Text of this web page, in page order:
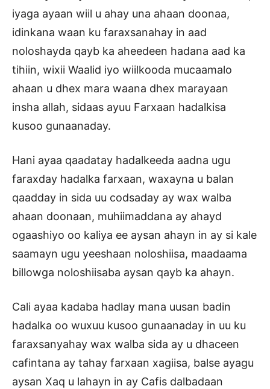
iyaga ayaan wiil u ahay una ahaan doonaa,
idinkana waan ku faraxsanahay in aad
noloshayda qayb ka aheedeen hadana aad ka
tihiin, wixii Waalid iyo wiilkooda mucaamalo
ahaan u dhex mara waana dhex marayaan
insha allah, sidaas ayuu Farxaan hadalkisa
kusoo gunaanaday.
Hani ayaa qaadatay hadalkeeda aadna ugu
faraxday hadalka farxaan, waxayna u balan
qaadday in sida uu codsaday ay wax walba
ahaan doonaan, muhiimaddana ay ahayd
ogaashiyo oo kaliya ee aysan ahayn in ay si kale
saamayn ugu yeeshaan noloshiisa, maadaama
billowga noloshiisaba aysan qayb ka ahayn.
Cali ayaa kadaba hadlay mana uusan badin
hadalka oo wuxuu kusoo gunaanaday in uu ku
faraxsanyahay wax walba sida ay u dhaceen
cafintana ay tahay farxaan xagiisa, balse ayagu
aysan Xaq u lahayn in ay Cafis dalbadaan